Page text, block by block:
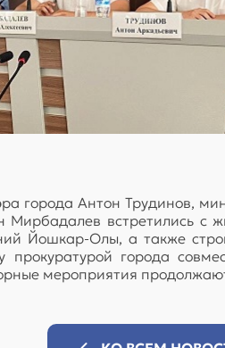
города Антон Трудинов,
Мирбадалев встретились
Йошкар-Олы, а также
прокуратурой города
мероприятия